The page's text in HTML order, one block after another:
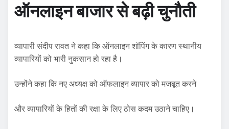
ऑनलाइन बाजार से बढ़ी चुनौती
व्यापारी संदीप रावत ने कहा कि ऑनलाइन शॉपिंग के कारण स्थानीय
व्यापारियों को भारी नुकसान हो रहा है।
उन्होंने कहा कि नए अध्यक्ष को ऑफलाइन व्यापार को मजबूत करने
और व्यापारियों के हितों की रक्षा के लिए ठोस कदम उठाने चाहिए।